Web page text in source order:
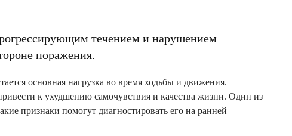
течением и нарушением
поражения.
основная нагрузка во время ходьбы и движения.
к ухудшению самочувствия и качества жизни. Один из
признаки помогут диагностировать его на ранней